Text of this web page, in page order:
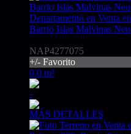
Departamento en Venta
Barrio Islas Malvinas
NAP4277075
+/- Favorito
0.0 m²
-
MÁS DETALLES